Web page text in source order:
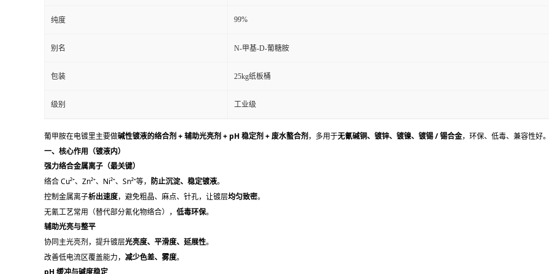
纯度 99%
别名 N-甲基-D-葡糖胺
包装 25kg纸板桶
级别 工业级
葡甲胺在电镀里主要做碱性镀液的络合剂 + 辅助光亮剂 + pH 稳定剂 + 废水螯合剂，多用于无氰碱铜、镀锌、镀镍、镀锡 / 锡合金，环保、低毒、兼容性好
一、核心作用（镀液内）
强力络合金属离子（最关键）
络合 Cu²⁺、Zn²⁺、Ni²⁺、Sn²⁺等， 防止沉淀、稳定镀液。
控制金属离子析出速度，避免粗晶、麻点、针孔，让镀层均匀致密。
无氰工艺常用（替代部分氰化物络合）， 低毒环保。
辅助光亮与整平
协同主光亮剂，提升镀层光亮度、平滑度、延展性。
改善低电流区覆盖能力， 减少色差、雾度。
pH 缓冲与碱度稳定